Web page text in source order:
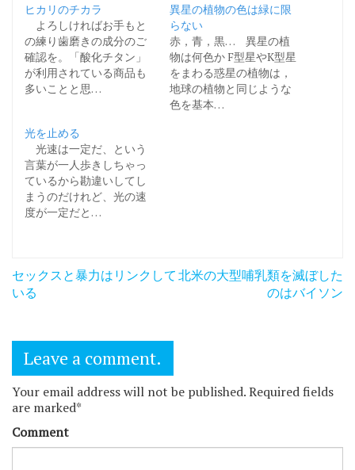
ヒカリのチカラ
よろしければお手もと
の練り歯磨きの成分のご
確認を。「酸化チタン」
が利用されている商品も
多いことと思…
異星の植物の色は緑に限
らない
赤，青，黒… 異星の植
物は何色か F型星やK型星
をまわる惑星の植物は，
地球の植物と同じような
色を基本…
光を止める
光速は一定だ、という
言葉が一人歩きしちゃっ
ているから勘違いしてし
まうのだけれど、光の速
度が一定だと…
投
稿
ビ
ゲ
ー
シ
ョ
セックスと暴力はリンクして
いる
北米の大型哺乳類を滅ぼした
のはバイソン
Leave a comment.
Your email address will not be published. Required fields
are marked*
Comment